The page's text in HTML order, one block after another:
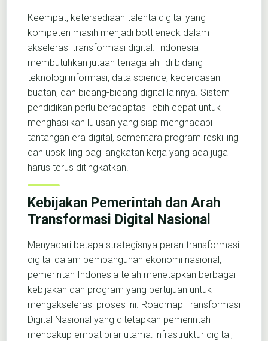
Keempat, ketersediaan talenta digital yang
kompeten masih menjadi bottleneck dalam
akselerasi transformasi digital. Indonesia
membutuhkan jutaan tenaga ahli di bidang
teknologi informasi, data science, kecerdasan
buatan, dan bidang-bidang digital lainnya. Sistem
pendidikan perlu beradaptasi lebih cepat untuk
menghasilkan lulusan yang siap menghadapi
tantangan era digital, sementara program reskilling
dan upskilling bagi angkatan kerja yang ada juga
harus terus ditingkatkan.
Kebijakan Pemerintah dan Arah
Transformasi Digital Nasional
Menyadari betapa strategisnya peran transformasi
digital dalam pembangunan ekonomi nasional,
pemerintah Indonesia telah menetapkan berbagai
kebijakan dan program yang bertujuan untuk
mengakselerasi proses ini. Roadmap Transformasi
Digital Nasional yang ditetapkan pemerintah
mencakup empat pilar utama: infrastruktur digital,